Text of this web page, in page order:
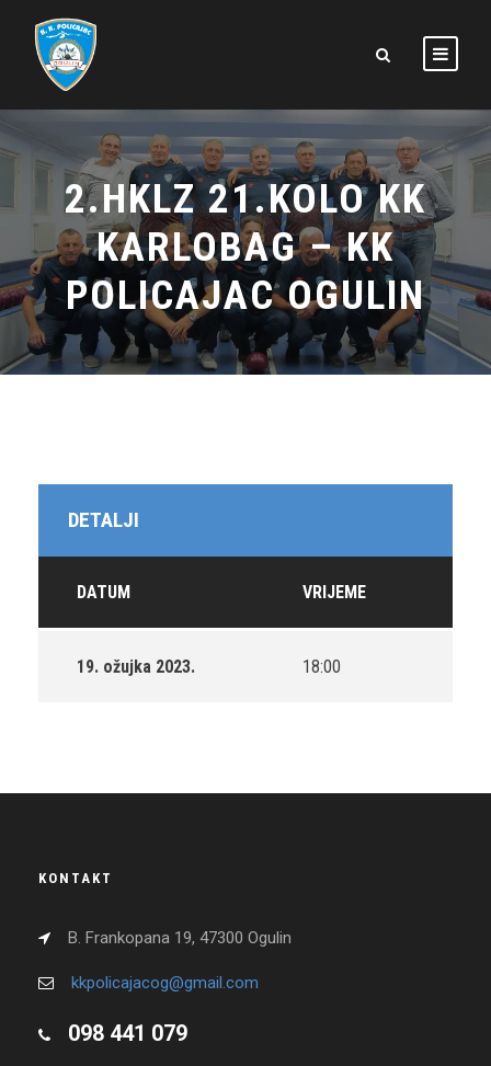
2.HKLZ 21.KOLO KK
KARLOBAG – KK
POLICAJAC OGULIN
DETALJI
DATUM VRIJEME
19. ožujka 2023. 18:00
KONTAKT
B. Frankopana 19, 47300 Ogulin
kkpolicajacog@gmail.com
098 441 079